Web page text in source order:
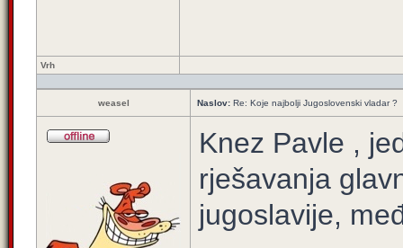
Vrh
weasel Naslov: Re: Koje najbolji Jugoslovenski vladar ?
Knez Pavle ,
rješavanja
jugoslavije,